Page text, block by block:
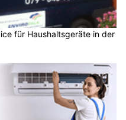
für Haushaltsgeräte in der